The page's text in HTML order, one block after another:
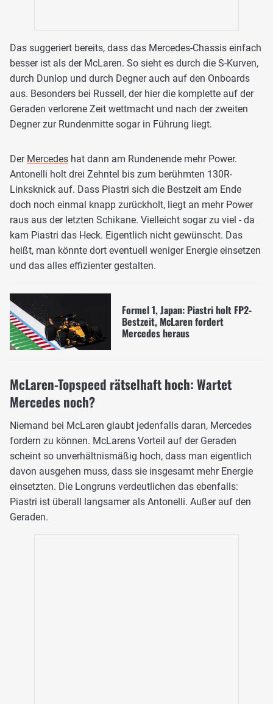
Das suggeriert bereits, dass das Mercedes-Chassis einfach
besser ist als der McLaren. So sieht es durch die S-Kurven,
durch Dunlop und durch Degner auch auf den Onboards
aus. Besonders bei Russell, der hier die komplette auf der
Geraden verlorene Zeit wettmacht und nach der zweiten
Degner zur Rundenmitte sogar in Führung liegt.
Der Mercedes hat dann am Rundenende mehr Power.
Antonelli holt drei Zehntel bis zum berühmten 130R-
Linksknick auf. Dass Piastri sich die Bestzeit am Ende
doch noch einmal knapp zurückholt, liegt an mehr Power
raus aus der letzten Schikane. Vielleicht sogar zu viel - da
kam Piastri das Heck. Eigentlich nicht gewünscht. Das
heißt, man könnte dort eventuell weniger Energie einsetzen
und das alles effizienter gestalten.
Formel 1, Japan: Piastri holt FP2-
Bestzeit, McLaren fordert
Mercedes heraus
McLaren-Topspeed rätselhaft hoch: Wartet
Mercedes noch?
Niemand bei McLaren glaubt jedenfalls daran, Mercedes
fordern zu können. McLarens Vorteil auf der Geraden
scheint so unverhältnismäßig hoch, dass man eigentlich
davon ausgehen muss, dass sie insgesamt mehr Energie
einsetzten. Die Longruns verdeutlichen das ebenfalls:
Piastri ist überall langsamer als Antonelli. Außer auf den
Geraden.